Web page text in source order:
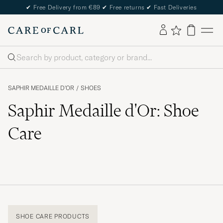
✔ Free Delivery from €89 ✔ Free returns ✔ Fast Deliveries
Search
SAPHIR MEDAILLE D'OR / SHOES
Saphir Medaille d'Or: Shoe
Care
SHOE CARE PRODUCTS